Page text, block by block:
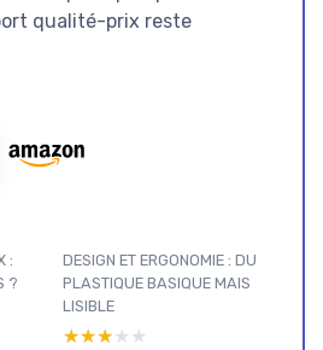
qualité-prix reste
:
?
DESIGN ET ERGONOMIE : DU
PLASTIQUE BASIQUE MAIS
LISIBLE
★★★★★
★★★★★